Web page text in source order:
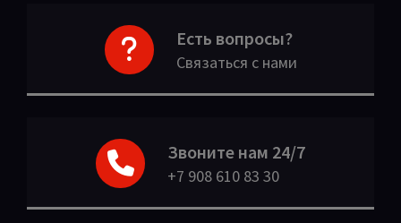
Есть вопросы?
Связаться с нами
Звоните нам 24/7
+7 908 610 83 30